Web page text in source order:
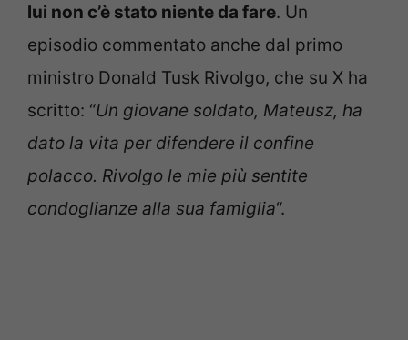
lui non c’è stato niente da fare. Un
episodio commentato anche dal primo
ministro Donald Tusk Rivolgo, che su X ha
scritto: “Un giovane soldato, Mateusz, ha
dato la vita per difendere il confine
polacco. Rivolgo le mie più sentite
condoglianze alla sua famiglia“.